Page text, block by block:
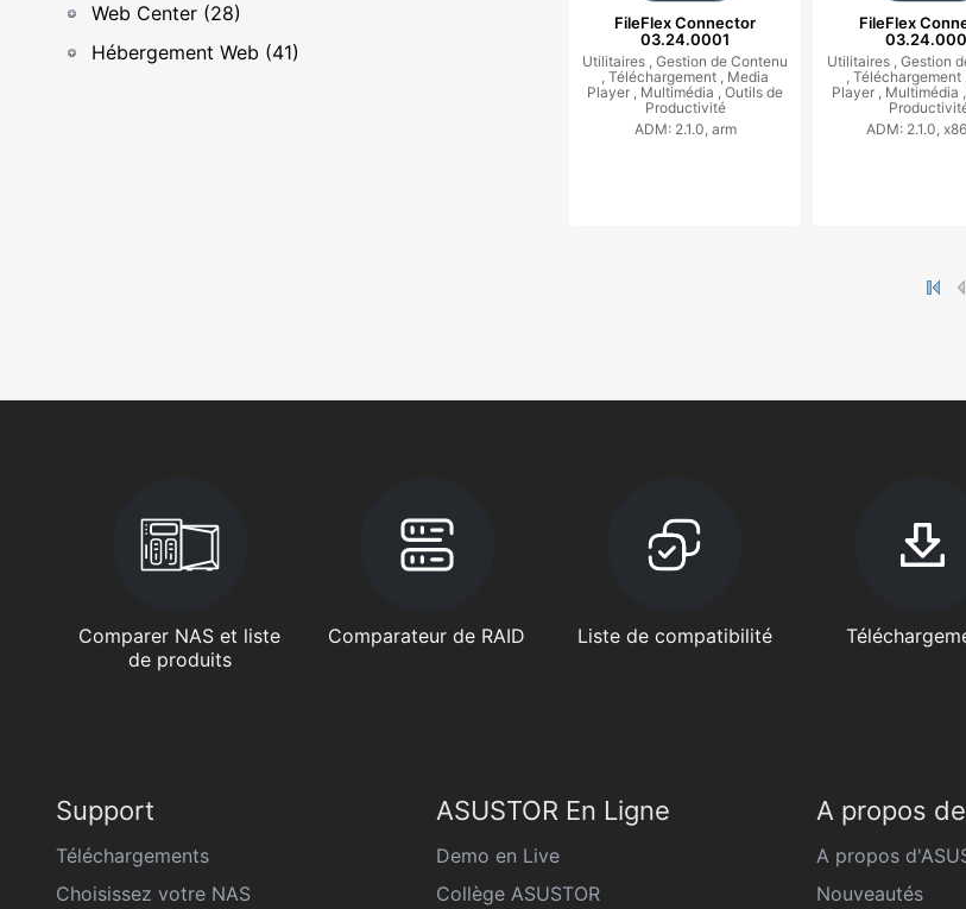
Web Center (28)
Hébergement Web (41)
FileFlex Connector
03.24.0001
Utilitaires ,Gestion de Contenu
,Téléchargement , Media
Player , Multimédia ,Outils de
Productivité
ADM: 2.1.0, arm
FileFlex
Utilitaires , Gestion
, Téléchargement
Player , Multimédia ,
ADM: 2.1.0,
Comparer NAS et liste
de produits
Comparateur de RAID Liste de compatibilité
Support
Téléchargements
Choisissez votre NAS
ASUSTOR En Ligne
Demo en Live
Collège ASUSTOR
A propos
A propos
Nouveautés